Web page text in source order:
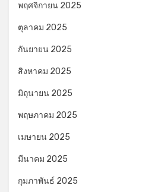
พฤศจิกายน 2025
ตุลาคม 2025
กันยายน 2025
สิงหาคม 2025
มิถุนายน 2025
พฤษภาคม 2025
เมษายน 2025
มีนาคม 2025
กุมภาพันธ์ 2025